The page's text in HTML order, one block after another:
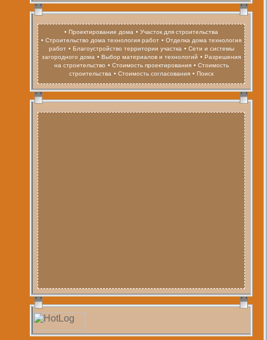
• Проектирование дома • Участок для строительства
• Строительство дома технология работ • Отделка дома технология
работ • Благоустройство территории участка • Сети и системы
загородного дома • Выбор материалов и технологий • Разрешения
на строительство • Стоимость проектирования • Стоимость
строительства • Стоимость согласования • Поиск